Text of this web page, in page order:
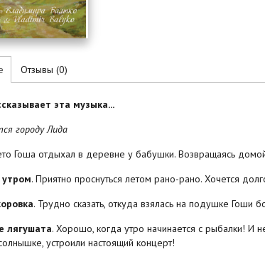
Отзывы (0)
эта музыка...
городу Лида
Гоша отдыхал в деревне у бабушки. Возвращаясь
. Приятно проснуться летом рано-рано. Хочется
. Трудно сказать, откуда взялась на подушке
лягушата. Хорошо, когда утро начинается с рыбалки! И
устроили настоящий концерт!